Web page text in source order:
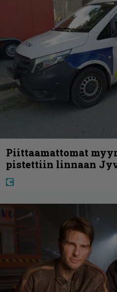
Piittaamattomat
pistettiin linnaan